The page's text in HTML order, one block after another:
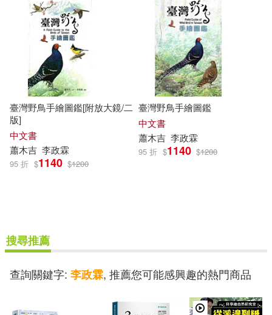
臺灣野鳥手繪圖鑑[附放大鏡/二
版]
中文書
蕭木吉 李政霖
95 折 $1140 $1200
臺灣野鳥手繪圖鑑
中文書
蕭木吉 李政霖
95 折 $1140 $1200
搜尋推薦
查詢關鍵字: 李政霖, 推薦您可能感興趣的熱門商品